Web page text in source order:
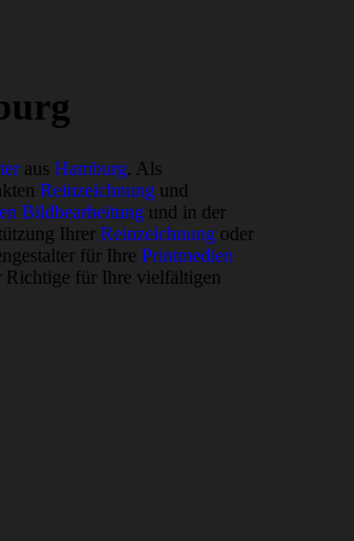
aus Hamburg. Als
Reinzeichnung und
Bildbearbeitung und in der
Ihrer Reinzeichnung oder
für Ihre Printmedien
Richtige für Ihre vielfältigen